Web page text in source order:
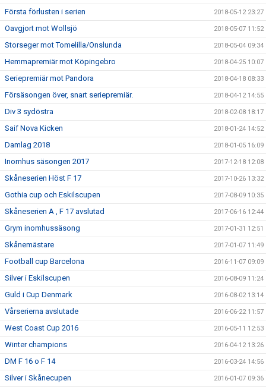
Första förlusten i serien 2018-05-12 23:27
Oavgjort mot Wollsjö 2018-05-07 11:52
Storseger mot Tomelilla/Onslunda 2018-05-04 09:34
Hemmapremiär mot Köpingebro 2018-04-25 10:07
Seriepremiär mot Pandora 2018-04-18 08:33
Försäsongen över, snart seriepremiär. 2018-04-12 14:55
Div 3 sydöstra 2018-02-08 18:17
Saif Nova Kicken 2018-01-24 14:52
Damlag 2018 2018-01-05 16:09
Inomhus säsongen 2017 2017-12-18 12:08
Skåneserien Höst F 17 2017-10-26 13:32
Gothia cup och Eskilscupen 2017-08-09 10:35
Skåneserien A , F 17 avslutad 2017-06-16 12:44
Grym inomhussäsong 2017-01-31 12:51
Skånemästare 2017-01-07 11:49
Football cup Barcelona 2016-11-07 09:09
Silver i Eskilscupen 2016-08-09 11:24
Guld i Cup Denmark 2016-08-02 13:14
Vårserierna avslutade 2016-06-22 11:57
West Coast Cup 2016 2016-05-11 12:53
Winter champions 2016-04-12 13:26
DM F 16 o F 14 2016-03-24 14:56
Silver i Skånecupen 2016-01-07 09:36